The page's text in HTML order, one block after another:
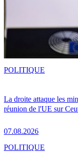
La droite attaque les
réunion de l'UE sur
07.08.2026
POLITIQUE
POLITIQUE